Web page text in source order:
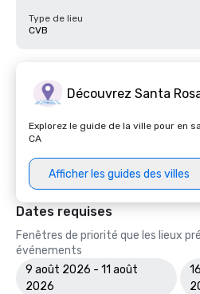
Type de lieu
CVB
Découvrez Santa
Explorez le guide de la ville pour en
CA
Afficher les guides des villes
Dates requises
Fenêtres de priorité que les lieux
événements
9 août 2026 - 11 août
2026